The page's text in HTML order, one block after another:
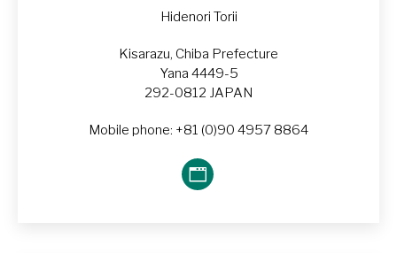
Hidenori Torii
Kisarazu, Chiba Prefecture
Yana 4449-5
292-0812 JAPAN
Mobile phone: +81 (0)90 4957 8864
Blog